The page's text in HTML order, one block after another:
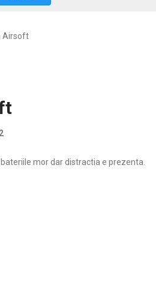
Airsoft
mor dar distractia e prezenta.